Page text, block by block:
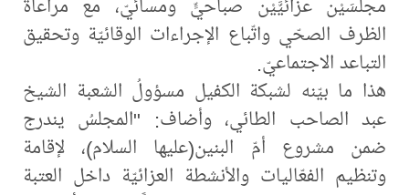
مجلسَيْن عزائيَّيْن صباحيٍّ ومسائيّ، مع مراعاة
الظرف الصحّي واتّباع الإجراءات الوقائيّة وتحقيق
التباعد الاجتماعيّ.
هذا ما بيّنه لشبكة الكفيل مسؤولُ الشعبة الشيخ
عبد الصاحب الطائي، وأضاف: "المجلسُ يندرج
ضمن مشروع أمّ البنين(عليها السلام)، لإقامة
وتنظيم الفعّاليات والأنشطة العزائيّة داخل العتبة